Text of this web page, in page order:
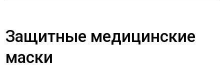
Защитные медицинские
маски